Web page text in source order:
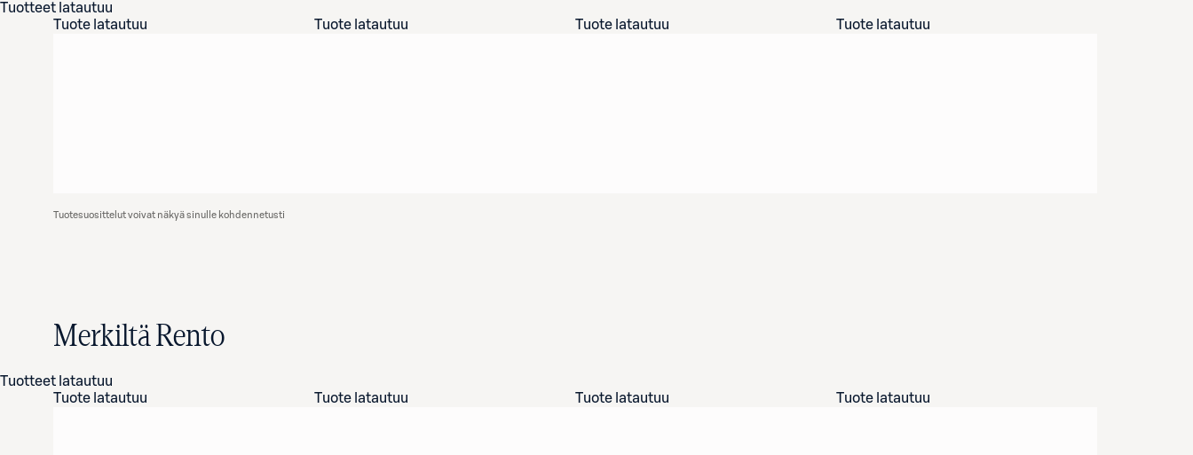
Tuotteet latautuu
Tuote latautuu
Tuote latautuu Tuote latautuu Tuote latautuu
Tuotesuosittelut voivat näkyä sinulle kohdennetusti
Merkiltä Rento
Tuotteet latautuu
Tuote latautuu
Tuote latautuu Tuote latautuu Tuote latautuu